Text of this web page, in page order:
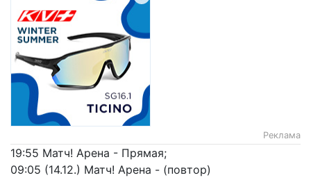
Реклама
19:55 Матч! Арена - Прямая;
09:05 (14.12.) Матч! Арена - (повтор)